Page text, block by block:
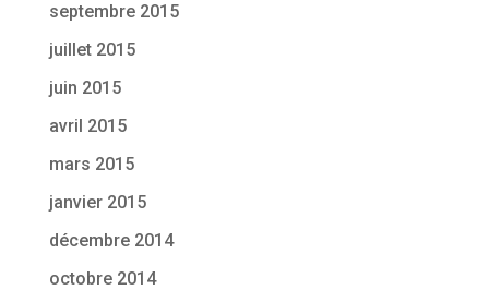
septembre 2015
juillet 2015
juin 2015
avril 2015
mars 2015
janvier 2015
décembre 2014
octobre 2014